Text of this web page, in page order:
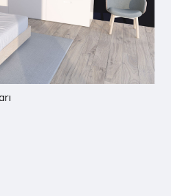
Çocuk Odası Duvar Kağıtları